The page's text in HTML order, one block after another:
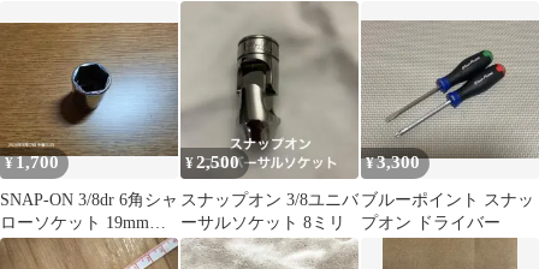
¥1,700
SNAP-ON 3/8dr 6角シャ
ローソケット 19mm
FSM191
¥2,500
スナップオン 3/8ユニバ
ーサルソケット 8ミリ
¥3,300
ブルーポイント スナッ
プオン ドライバー